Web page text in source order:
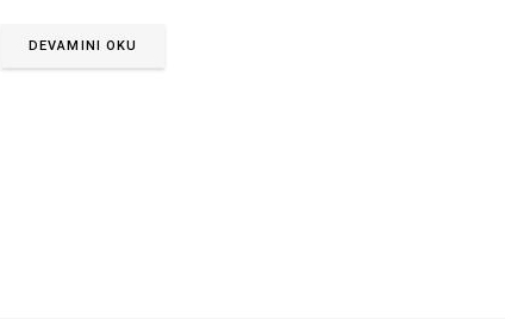
DEVAMINI OKU